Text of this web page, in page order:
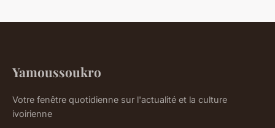
Yamoussoukro
Votre fenêtre quotidienne sur l'actualité et la culture
ivoirienne